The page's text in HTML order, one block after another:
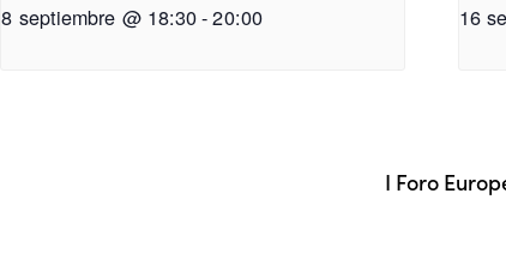
8 septiembre @ 18:30-20:00 16
I Foro